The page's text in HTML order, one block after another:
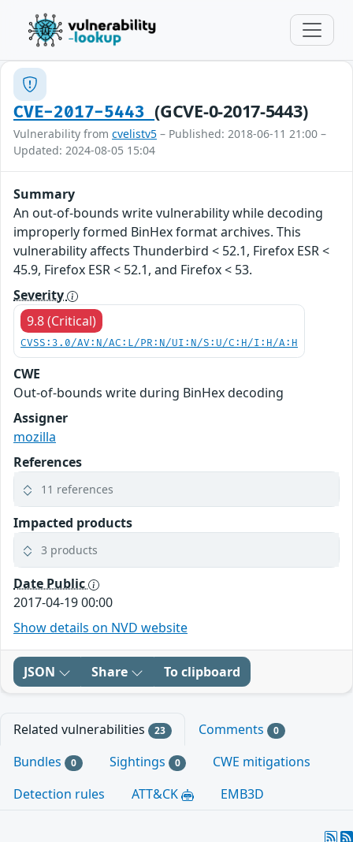
CVE-2017-5443(GCVE-0-2017-5443)
Vulnerability from cvelistv5 – Published: 2018-06-11 21:00 –
Updated: 2024-08-05 15:04
Summary
An out-of-bounds write vulnerability while decoding
improperly formed BinHex format archives. This
vulnerability affects Thunderbird < 52.1, Firefox ESR <
45.9, Firefox ESR < 52.1, and Firefox < 53.
Severity
9.8 (Critical)
CVSS:3.0/AV:N/AC:L/PR:N/UI:N/S:U/C:H/I:H/A:H
CWE
Out-of-bounds write during BinHex decoding
Assigner
mozilla
References
11 references
Impacted products
3 products
Date Public
2017-04-19 00:00
Show details on NVD website
JSON Share To clipboard
Related vulnerabilities 23 Comments 0
Bundles 0 Sightings 0
CWE mitigations
Detection rules
ATT&CK EMB3D